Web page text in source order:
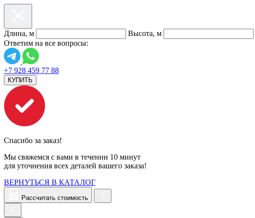
Длина, м Высота, м
Ответим на все вопросы:
+7 928 459 77 88
КУПИТЬ
Спасибо за заказ!
Мы свяжемся с вами в течении 10 минут
для уточнения всех деталей вашего заказа!
ВЕРНУТЬСЯ В КАТАЛОГ
Рассчитать стоимость